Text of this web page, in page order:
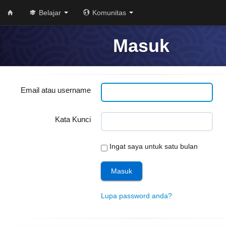
Belajar Komunitas
Masuk
Email atau username
Kata Kunci
Ingat saya untuk satu bulan
Lupa password anda?